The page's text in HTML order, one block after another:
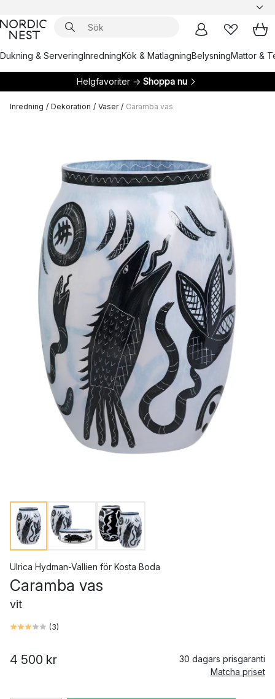
Dukning & ServeringInredningKök & MatlagningBelysningMattor &
Helgfavoriter → Shoppa nu
Inredning / Dekoration / Vaser / Caramba vas
Ulrica Hydman-Vallien för Kosta Boda
Caramba vas
vit
(3)
4 500 kr
30 dagars prisgaranti
Matcha priset